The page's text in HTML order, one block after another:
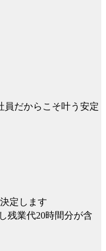
員だからこそ叶う安定
定します
残業代20時間分が含